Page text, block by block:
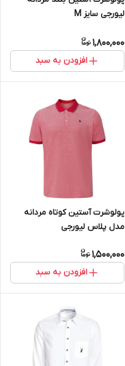
لیورجی سایز M
1,800,000
افزودن به سبد
پولوشرت آستین کوتاه مردانه
مدل پلاس لیورجی
1,500,000
افزودن به سبد